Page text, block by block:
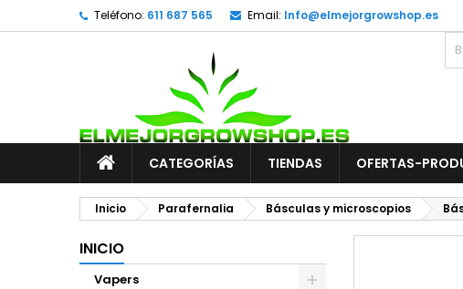
Teléfono: 611 687 565 Email: Info@elmejorgrowshop.es
CATEGORÍAS TIENDAS OFERTAS-
Inicio Parafernalia Básculas y microscopios
INICIO
Vapers